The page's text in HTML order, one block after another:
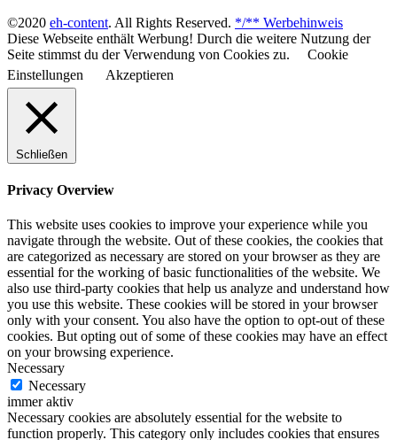
©2020 eh-content. All Rights Reserved. */** Werbehinweis
Diese Webseite enthält Werbung! Durch die weitere Nutzung der
Seite stimmst du der Verwendung von Cookies zu.
Cookie
Einstellungen
Akzeptieren
Schließen
Privacy Overview
This website uses cookies to improve your experience while you
navigate through the website. Out of these cookies, the cookies that
are categorized as necessary are stored on your browser as they are
essential for the working of basic functionalities of the website. We
also use third-party cookies that help us analyze and understand how
you use this website. These cookies will be stored in your browser
only with your consent. You also have the option to opt-out of these
cookies. But opting out of some of these cookies may have an effect
on your browsing experience.
Necessary
Necessary
immer aktiv
Necessary cookies are absolutely essential for the website to
function properly. This category only includes cookies that ensures